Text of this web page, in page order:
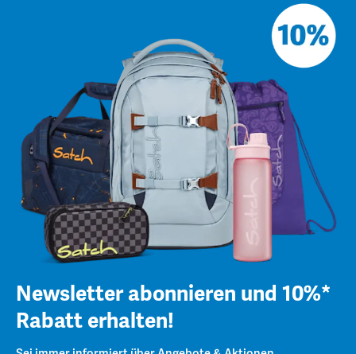
Newsletter abonnieren und 10%*
Rabatt erhalten!